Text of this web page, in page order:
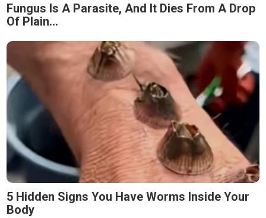
Fungus Is A Parasite, And It Dies From A Drop
Of Plain...
5 Hidden Signs You Have Worms Inside Your
Body